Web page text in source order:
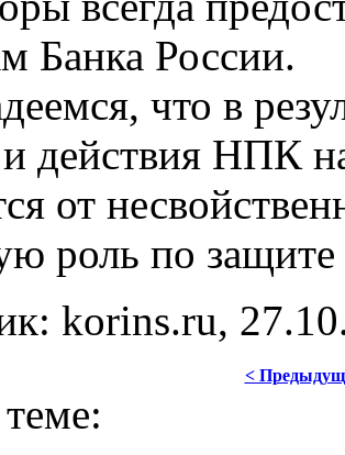
Банка России.
что в
действия НПК
от
роль по
korins.ru,
<